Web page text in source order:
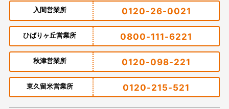
入間営業所 0120-26-0021
ひばりヶ丘営業所 0800-111-6221
秋津営業所 0120-098-221
東久留米営業所 0120-215-521